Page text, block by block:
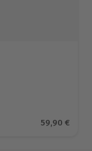
BewertungenAktueller
59,90 €